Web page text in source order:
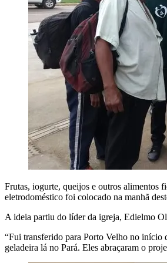
Frutas, iogurte, queijos e outros alimentos
eletrodoméstico foi colocado na manhã
A ideia partiu do líder da igreja, Edielmo
“Fui transferido para Porto Velho no início
geladeira lá no Pará. Eles abraçaram o